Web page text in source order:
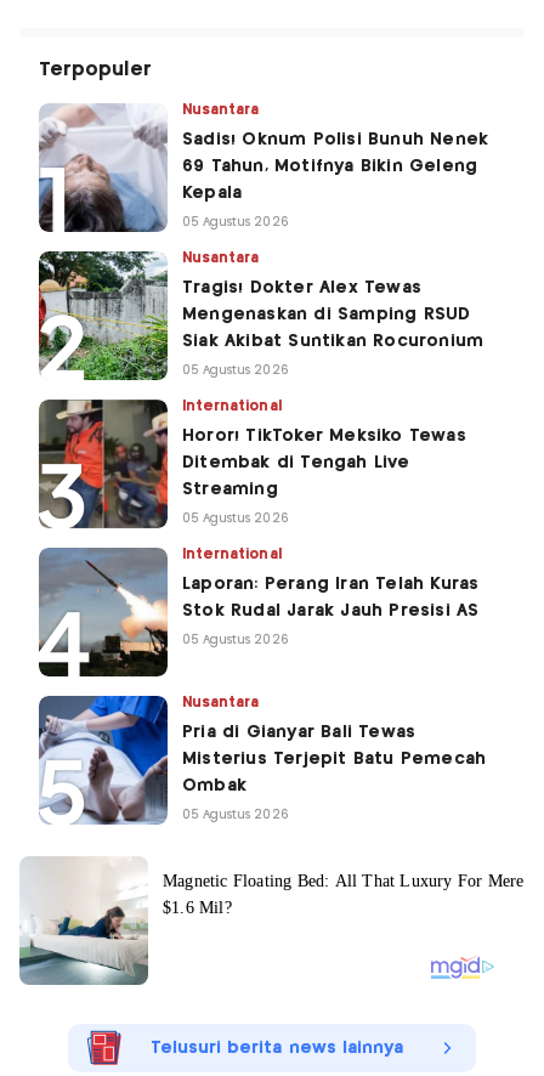
Terpopuler
Nusantara
Sadis! Oknum Polisi Bunuh Nenek
69 Tahun, Motifnya Bikin Geleng
Kepala
05 Agustus 2026
Nusantara
Tragis! Dokter Alex Tewas
Mengenaskan di Samping RSUD
Siak Akibat Suntikan Rocuronium
05 Agustus 2026
International
Horor! TikToker Meksiko Tewas
Ditembak di Tengah Live
Streaming
05 Agustus 2026
International
Laporan: Perang Iran Telah Kuras
Stok Rudal Jarak Jauh Presisi AS
05 Agustus 2026
Nusantara
Pria di Gianyar Bali Tewas
Misterius Terjepit Batu Pemecah
Ombak
05 Agustus 2026
Telusuri berita news lainnya